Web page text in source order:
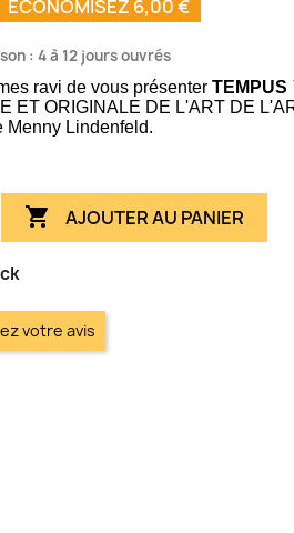
ÉCONOMISEZ 6,00 €
: 4 à 12 jours ouvrés
ravi de vous présenter TEMPUS
ET ORIGINALE DE L'ART DE
Menny Lindenfeld.
 AJOUTER AU PANIER
votre avis